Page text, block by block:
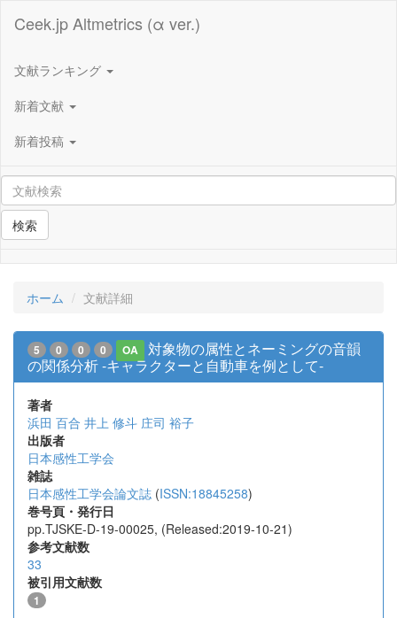
Ceek.jp Altmetrics (α ver.)
文献ランキング
新着文献
新着投稿
検索
ホーム 文献詳細
5 0 0 0 OA
対象物の属性とネーミングの音韻
の関係分析 -キャラクターと自動車を例として-
著者
浜田 百合 井上 修斗 庄司 裕子
出版者
日本感性工学会
雑誌
日本感性工学会論文誌 (ISSN:18845258)
巻号頁・発行日
pp.TJSKE-D-19-00025, (Released:2019-10-21)
参考文献数
33
被引用文献数
1